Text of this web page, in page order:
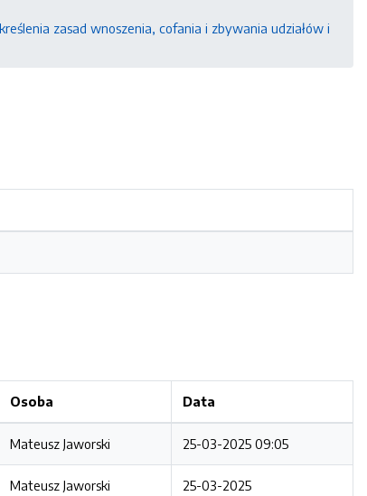
zasad wnoszenia, cofania i zbywania udziałów i
Osoba Data
Mateusz Jaworski 25-03-2025 09:05
Mateusz Jaworski 25-03-2025